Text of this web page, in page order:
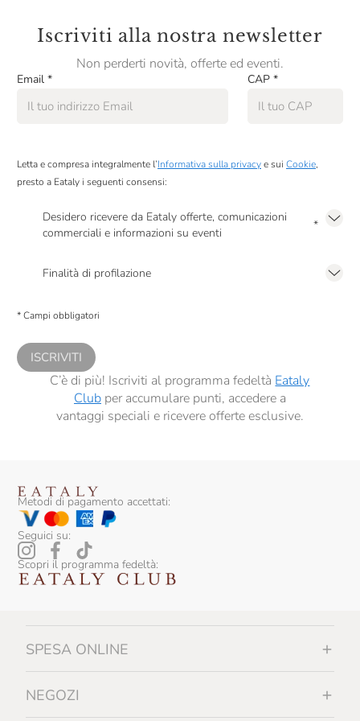
Iscriviti alla nostra newsletter
Non perderti novità, offerte ed eventi.
Email * CAP *
Letta e compresa integralmente l’Informativa sulla privacye sui Cookie,
presto a Eataly i seguenti consensi:
Desidero ricevere da Eataly offerte, comunicazioni
commerciali e informazioni su eventi
*
Finalità di profilazione
comunicazioni commerciali personalizzate, in caso di consenso prestato ai
* Campi obbligatori
ISCRIVITI
C’è di più! Iscriviti al programma fedeltà Eataly
Clubper accumulare punti, accedere a
vantaggi speciali e ricevere offerte esclusive.
Metodi di pagamento accettati:
Seguici su:
Scopri il programma fedeltà:
SPESA ONLINE
NEGOZI